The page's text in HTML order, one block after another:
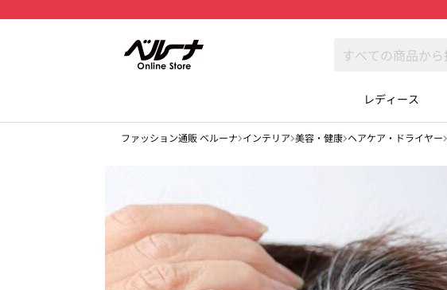
レディース
ファッション通販 ベルーナ インテリア 美容・健康 ヘアケア・ドライヤー